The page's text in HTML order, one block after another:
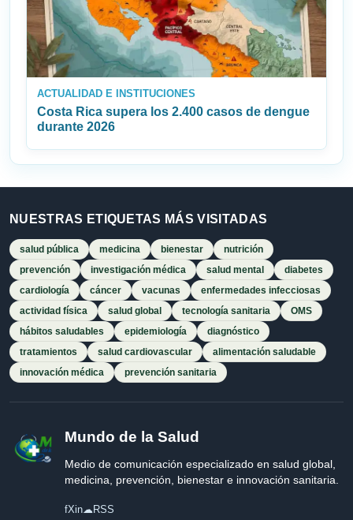
ACTUALIDAD E INSTITUCIONES
Costa Rica supera los 2.400 casos de dengue
durante 2026
NUESTRAS ETIQUETAS MÁS VISITADAS
salud pública medicina bienestar
nutrición
prevención
investigación médica salud mental
diabetes
cardiología
cáncer vacunas
enfermedades infecciosas
actividad física
salud global tecnología sanitaria
OMS
hábitos saludables
epidemiología
diagnóstico
tratamientos
salud cardiovascular
alimentación saludable
innovación médica
prevención sanitaria
Mundo de la Salud
Medio de comunicación especializado en salud global,
medicina, prevención, bienestar e innovación sanitaria.
fXin☁RSS